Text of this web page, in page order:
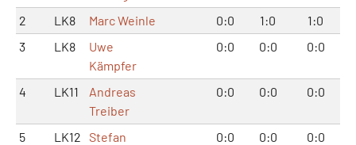
2 LK8 Marc Weinle 0:0 1:0
1:0
3
LK8
Uwe
Kämpfer
0:0 0:0 0:0
4 LK11
Andreas
Treiber
0:0 0:0 0:0
5 LK12 Stefan
0:0 0:0 0:0